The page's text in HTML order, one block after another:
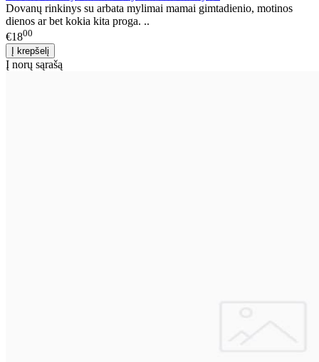
Dovanų rinkinys su arbata mylimai mamai gimtadienio, motinos
dienos ar bet kokia kita proga. ..
€1800
Į norų sąrašą